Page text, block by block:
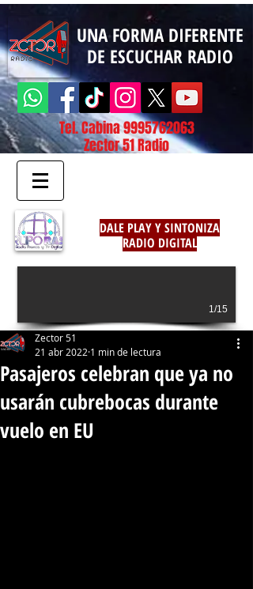
UNA FORMA DIFERENTE
DE ESCUCHAR RADIO
Tel. Cabina9995762063
Zector 51 Radio
DALE PLAY Y SINTONIZA
RADIO DIGITAL
1/15
Pasajeros celebran que ya no
usarán cubrebocas durante
vuelo en EU
Zector 51
21 abr 2022 1 min de lectura